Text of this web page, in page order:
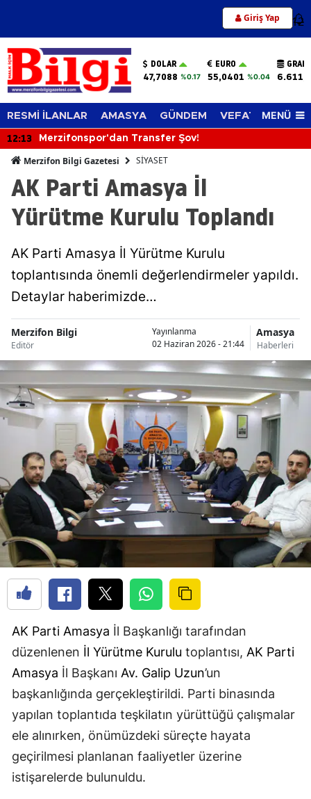
Giriş Yap 12
DOLAR
47,7088 %0.17
EURO
55,0401 %0.04
RESMİ İLANLAR AMASYA GÜNDEM VEFAT EDENLER
MENÜ
12:13 Merzifonspor'dan Transfer Şov!
Merzifon Bilgi Gazetesi SİYASET
AK Parti Amasya İl
Yürütme Kurulu Toplandı
AK Parti Amasya İl Yürütme Kurulu
toplantısında önemli değerlendirmeler yapıldı.
Detaylar haberimizde…
Merzifon Bilgi
Editör
Yayınlanma
02 Haziran 2026 - 21:44
Amasya
Haberleri
AK Parti Amasya İl Başkanlığı tarafından
düzenlenen İl Yürütme Kurulu toplantısı, AK Parti
Amasya İl Başkanı Av. Galip Uzun’un
başkanlığında gerçekleştirildi. Parti binasında
yapılan toplantıda teşkilatın yürüttüğü çalışmalar
ele alınırken, önümüzdeki süreçte hayata
geçirilmesi planlanan faaliyetler üzerine
istişarelerde bulunuldu.